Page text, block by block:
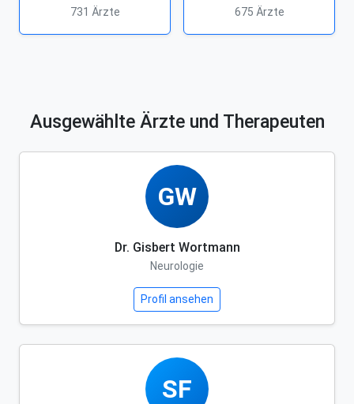
731 Ärzte 675 Ärzte
Ausgewählte Ärzte und Therapeuten
GW
Dr. Gisbert Wortmann
Neurologie
Profil ansehen
SF